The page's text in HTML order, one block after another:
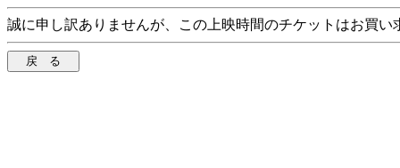
誠に申し訳ありませんが、この上映時間のチケットはお買い